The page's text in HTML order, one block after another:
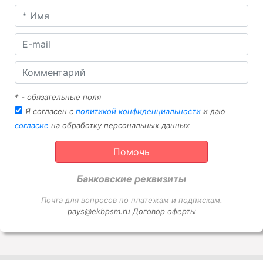
* - обязательные поля
Я согласен с политикой конфиденциальности и даю
согласие на обработку персональных данных
Помочь
Банковские реквизиты
Почта для вопросов по платежам и подпискам.
pays@ekbpsm.ru Договор оферты